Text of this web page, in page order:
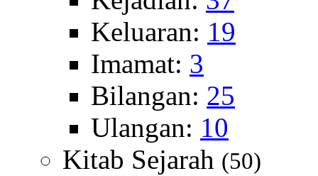
Keluaran: 19
Imamat: 3
Bilangan: 25
Ulangan: 10
Kitab Sejarah (50)